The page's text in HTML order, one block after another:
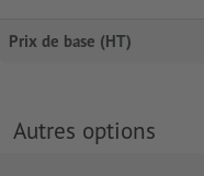
Prix de base (HT)
Autres options